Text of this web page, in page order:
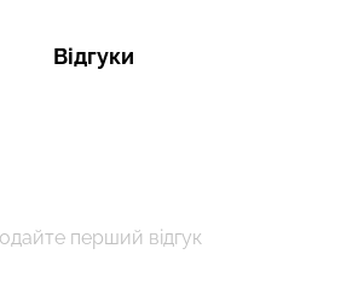
Відгуки
перший відгук